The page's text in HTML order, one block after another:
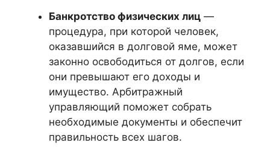
Банкротство физических лиц —
процедура, при которой человек,
оказавшийся в долговой яме, может
законно освободиться от долгов, если
они превышают его доходы и
имущество. Арбитражный
управляющий поможет собрать
необходимые документы и обеспечит
правильность всех шагов.